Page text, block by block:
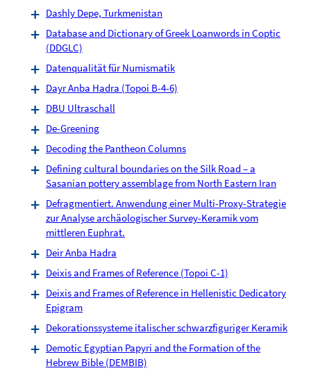
Dashly Depe, Turkmenistan
Database and Dictionary of Greek Loanwords in Coptic
(DDGLC)
Datenqualität für Numismatik
Dayr Anba Hadra (Topoi B-4-6)
DBU Ultraschall
De-Greening
Decoding the Pantheon Columns
Defining cultural boundaries on the Silk Road – a
Sasanian pottery assemblage from North Eastern Iran
Defragmentiert. Anwendung einer Multi-Proxy-Strategie
zur Analyse archäologischer Survey-Keramik vom
mittleren Euphrat.
Deir Anba Hadra
Deixis and Frames of Reference (Topoi C-1)
Deixis and Frames of Reference in Hellenistic Dedicatory
Epigram
Dekorationssysteme italischer schwarzfiguriger Keramik
Demotic Egyptian Papyri and the Formation of the
Hebrew Bible (DEMBIB)